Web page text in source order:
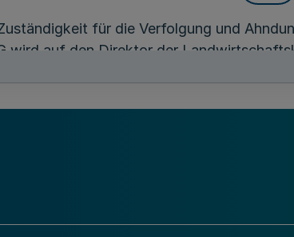
für die Verfolgung und
wird auf den Direktor der
§ 3